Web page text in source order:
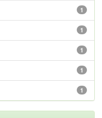
1
1
1
1
1